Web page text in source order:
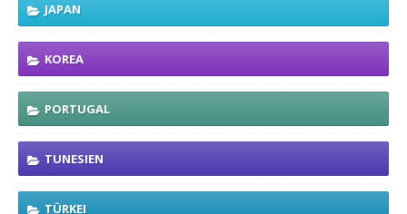
JAPAN
KOREA
PORTUGAL
TUNESIEN
TÜRKEI